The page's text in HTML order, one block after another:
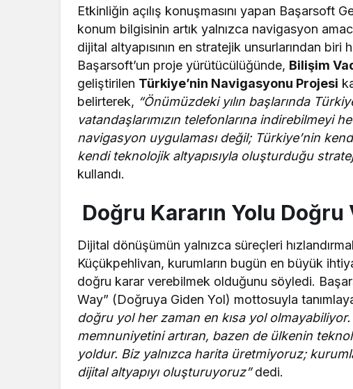
Etkinliğin açılış konuşmasını yapan Başarsoft
konum bilgisinin artık yalnızca navigasyon
dijital altyapısının en stratejik unsurlarından
Başarsoft’un proje yürütücülüğünde, Bilişim
geliştirilen Türkiye’nin Navigasyonu Projesi
belirterek, “Önümüzdeki yılın başlarında
vatandaşlarımızın telefonlarına indirebilmeyi
navigasyon uygulaması değil; Türkiye’nin
kendi teknolojik altyapısıyla oluşturduğu
kullandı.
Doğru Kararın Yolu
Dijital dönüşümün yalnızca süreçleri
Küçükpehlivan, kurumların bugün en büyük
doğru karar verebilmek olduğunu söyledi.
Way” (Doğruya Giden Yol) mottosuyla
doğru yol her zaman en kısa yol
memnuniyetini artıran, bazen de ülkenin
yoldur. Biz yalnızca harita üretmiyoruz;
dijital altyapıyı oluşturuyoruz”dedi.